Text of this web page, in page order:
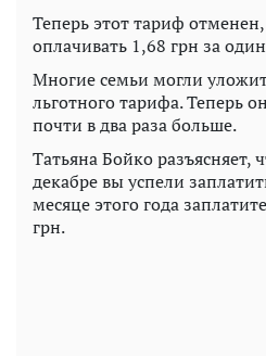
Теперь этот тариф отменен,
оплачивать 1,68 грн за
Многие семьи могли
льготного тарифа. Теперь
почти в два раза больше.
Татьяна Бойко разъясняет,
декабре вы успели
месяце этого года
грн.